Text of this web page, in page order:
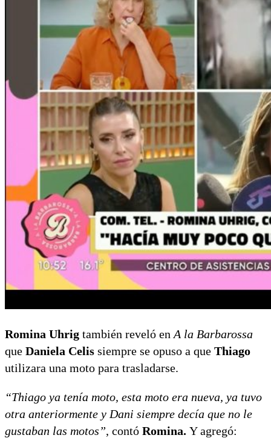
Romina Uhrig también reveló en A la Barbarossa
que Daniela Celis siempre se opuso a que Thiago
utilizara una moto para trasladarse.
“Thiago ya tenía moto, esta moto era nueva, ya tuvo
otra anteriormente y Dani siempre decía que no le
gustaban las motos”, contó Romina. Y agregó: